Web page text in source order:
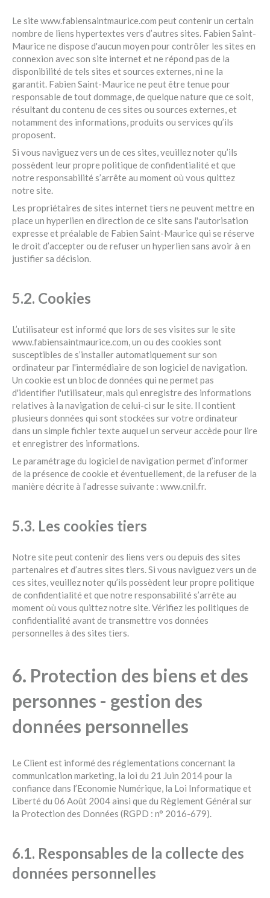
Le site www.fabiensaintmaurice.com peut contenir un certain
nombre de liens hypertextes vers d’autres sites. Fabien Saint-
Maurice ne dispose d'aucun moyen pour contrôler les sites en
connexion avec son site internet et ne répond pas de la
disponibilité de tels sites et sources externes, ni ne la
garantit. Fabien Saint-Maurice ne peut être tenue pour
responsable de tout dommage, de quelque nature que ce soit,
résultant du contenu de ces sites ou sources externes, et
notamment des informations, produits ou services qu’ils
proposent.
Si vous naviguez vers un de ces sites, veuillez noter qu’ils
possèdent leur propre politique de confidentialité et que
notre responsabilité s’arrête au moment où vous quittez
notre site.
Les propriétaires de sites internet tiers ne peuvent mettre en
place un hyperlien en direction de ce site sans l'autorisation
expresse et préalable de Fabien Saint-Maurice qui se réserve
le droit d’accepter ou de refuser un hyperlien sans avoir à en
justifier sa décision.
5.2. Cookies
L’utilisateur est informé que lors de ses visites sur le site
www.fabiensaintmaurice.com, un ou des cookies sont
susceptibles de s’installer automatiquement sur son
ordinateur par l'intermédiaire de son logiciel de navigation.
Un cookie est un bloc de données qui ne permet pas
d'identifier l'utilisateur, mais qui enregistre des informations
relatives à la navigation de celui-ci sur le site. Il contient
plusieurs données qui sont stockées sur votre ordinateur
dans un simple fichier texte auquel un serveur accède pour lire
et enregistrer des informations.
Le paramétrage du logiciel de navigation permet d’informer
de la présence de cookie et éventuellement, de la refuser de la
manière décrite à l’adresse suivante : www.cnil.fr.
5.3. Les cookies tiers
Notre site peut contenir des liens vers ou depuis des sites
partenaires et d’autres sites tiers. Si vous naviguez vers un de
ces sites, veuillez noter qu’ils possèdent leur propre politique
de confidentialité et que notre responsabilité s’arrête au
moment où vous quittez notre site. Vérifiez les politiques de
confidentialité avant de transmettre vos données
personnelles à des sites tiers.
6. Protection des biens et des
personnes - gestion des
données personnelles
Le Client est informé des réglementations concernant la
communication marketing, la loi du 21 Juin 2014 pour la
confiance dans l’Economie Numérique, la Loi Informatique et
Liberté du 06 Août 2004 ainsi que du Règlement Général sur
la Protection des Données (RGPD : n° 2016-679).
6.1. Responsables de la collecte des
données personnelles